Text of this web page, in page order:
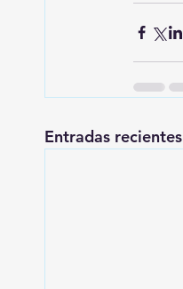
Entradas recientes